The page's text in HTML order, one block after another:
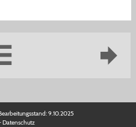
9.10.2025
Datenschutz